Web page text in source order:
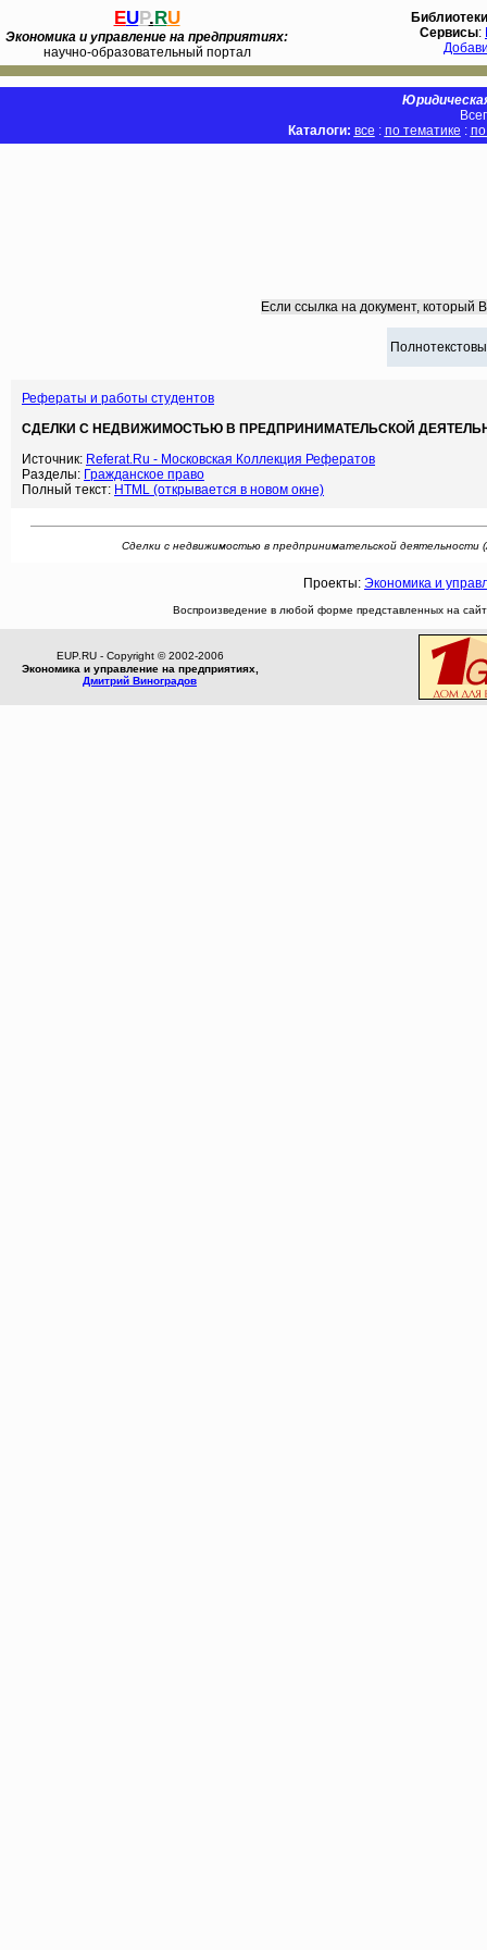
EUP.RU
Экономика и управление на предприятиях:
научно-образовательный портал
Библиотеки
Сервисы:
Каталоги: все : по тематике :
Если ссылка на документ, который
Рефераты и работы студентов
СДЕЛКИ С НЕДВИЖИМОСТЬЮ В ПРЕДПРИНИМАТЕЛЬСКОЙ
Источник: Referat.Ru - Московская Коллекция Рефератов
Разделы: Гражданское право
Полный текст: HTML (открывается в новом окне)
Сделки с недвижимостью в предпринимательской
Проекты: Экономика и
Воспроизведение в любой форме представленных на
EUP.RU - Copyright © 2002-2006
Экономика и управление на предприятиях,
Дмитрий Виноградов